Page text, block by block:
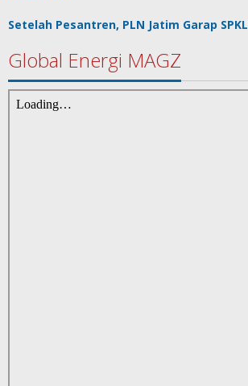
Setelah Pesantren, PLN Jatim Garap
Global Energi MAGZ